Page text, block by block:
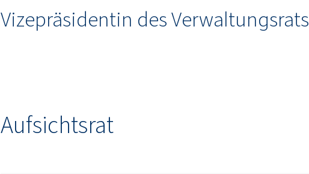
Vizepräsidentin des Verwaltungsrats
Aufsichtsrat